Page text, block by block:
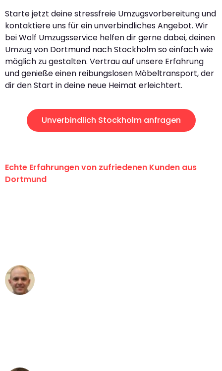
Starte jetzt deine stressfreie Umzugsvorbereitung und
kontaktiere uns für ein unverbindliches Angebot. Wir
bei Wolf Umzugsservice helfen dir gerne dabei, deinen
Umzug von Dortmund nach Stockholm so einfach wie
möglich zu gestalten. Vertrau auf unsere Erfahrung
und genieße einen reibungslosen Möbeltransport, der
dir den Start in deine neue Heimat erleichtert.
Unverbindlich Stockholm anfragen
Echte Erfahrungen von zufriedenen Kunden aus
Dortmund